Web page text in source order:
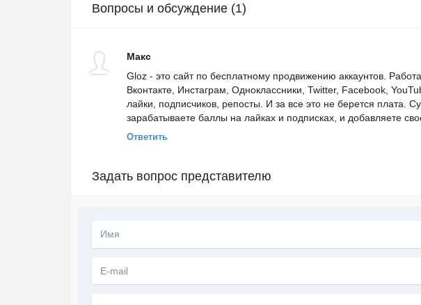
Вопросы и обсуждение (1)
Макс
Gloz - это сайт по бесплатному продвижению аккаунтов.
Вконтакте, Инстаграм, Одноклассники, Twitter, Facebook,
лайки, подписчиков, репосты. И за все это не берется плата.
зарабатываете баллы на лайках и подписках, и добавляете
Ответить
Задать вопрос представителю